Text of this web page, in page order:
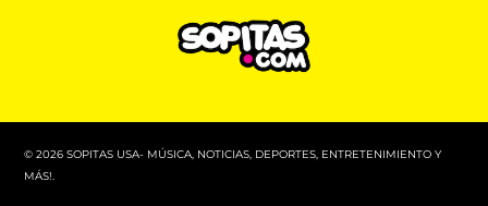
© 2026 SOPITAS USA- MÚSICA, NOTICIAS, DEPORTES, ENTRETENIMIENTO Y
MÁS!.